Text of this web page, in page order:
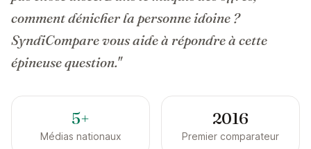
comment dénicher la personne idoine ?
SyndiCompare vous aide à répondre à cette
épineuse question."
5+
Médias nationaux
2016
Premier comparateur